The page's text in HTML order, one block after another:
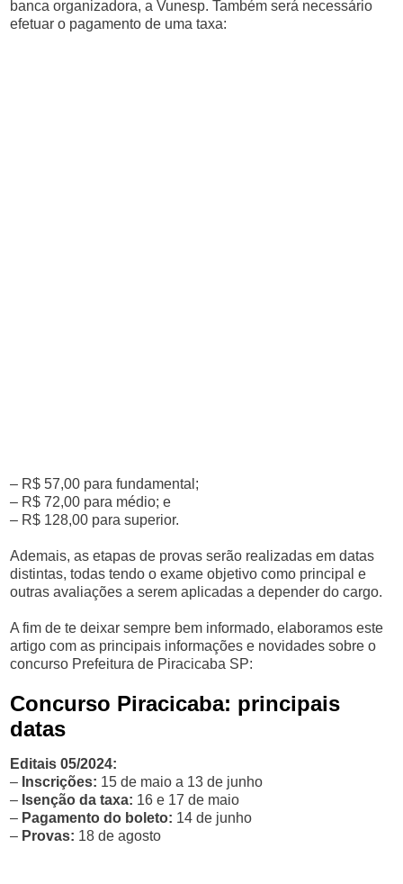
banca organizadora, a Vunesp. Também será necessário
efetuar o pagamento de uma taxa:
– R$ 57,00 para fundamental;
– R$ 72,00 para médio; e
– R$ 128,00 para superior.
Ademais, as etapas de provas serão realizadas em datas
distintas, todas tendo o exame objetivo como principal e
outras avaliações a serem aplicadas a depender do cargo.
A fim de te deixar sempre bem informado, elaboramos este
artigo com as principais informações e novidades sobre o
concurso Prefeitura de Piracicaba SP:
Concurso Piracicaba: principais
datas
Editais 05/2024:
– Inscrições: 15 de maio a 13 de junho
– Isenção da taxa: 16 e 17 de maio
– Pagamento do boleto: 14 de junho
– Provas: 18 de agosto